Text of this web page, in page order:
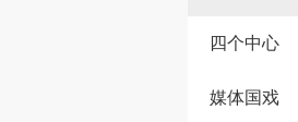
四个中心
媒体国戏